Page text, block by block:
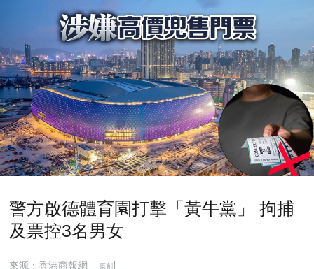
警方啟德體育園打擊「黃牛黨」 拘捕
及票控3名男女
來源：香港商報網 原創